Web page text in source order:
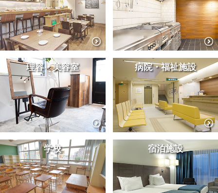
理容・美容室 病院・福祉施設
学校 宿泊施設